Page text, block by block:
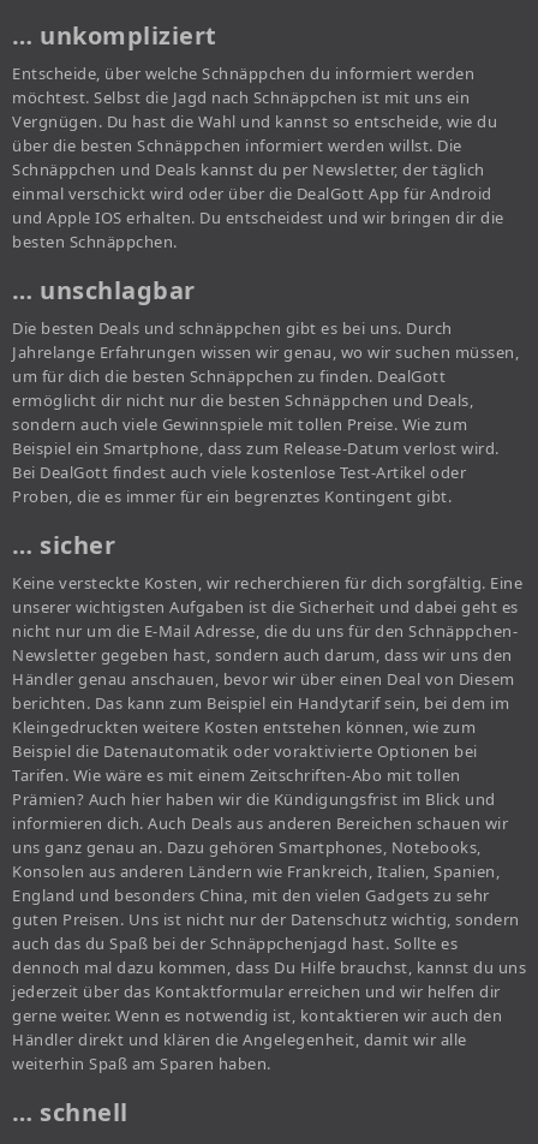
… unkompliziert
Entscheide, über welche Schnäppchen du informiert werden
möchtest. Selbst die Jagd nach Schnäppchen ist mit uns ein
Vergnügen. Du hast die Wahl und kannst so entscheide, wie du
über die besten Schnäppchen informiert werden willst. Die
Schnäppchen und Deals kannst du per Newsletter, der täglich
einmal verschickt wird oder über die DealGott App für Android
und Apple IOS erhalten. Du entscheidest und wir bringen dir die
besten Schnäppchen.
… unschlagbar
Die besten Deals und schnäppchen gibt es bei uns. Durch
Jahrelange Erfahrungen wissen wir genau, wo wir suchen müssen,
um für dich die besten Schnäppchen zu finden. DealGott
ermöglicht dir nicht nur die besten Schnäppchen und Deals,
sondern auch viele Gewinnspiele mit tollen Preise. Wie zum
Beispiel ein Smartphone, dass zum Release-Datum verlost wird.
Bei DealGott findest auch viele kostenlose Test-Artikel oder
Proben, die es immer für ein begrenztes Kontingent gibt.
… sicher
Keine versteckte Kosten, wir recherchieren für dich sorgfältig. Eine
unserer wichtigsten Aufgaben ist die Sicherheit und dabei geht es
nicht nur um die E-Mail Adresse, die du uns für den Schnäppchen-
Newsletter gegeben hast, sondern auch darum, dass wir uns den
Händler genau anschauen, bevor wir über einen Deal von Diesem
berichten. Das kann zum Beispiel ein Handytarif sein, bei dem im
Kleingedruckten weitere Kosten entstehen können, wie zum
Beispiel die Datenautomatik oder voraktivierte Optionen bei
Tarifen. Wie wäre es mit einem Zeitschriften-Abo mit tollen
Prämien? Auch hier haben wir die Kündigungsfrist im Blick und
informieren dich. Auch Deals aus anderen Bereichen schauen wir
uns ganz genau an. Dazu gehören Smartphones, Notebooks,
Konsolen aus anderen Ländern wie Frankreich, Italien, Spanien,
England und besonders China, mit den vielen Gadgets zu sehr
guten Preisen. Uns ist nicht nur der Datenschutz wichtig, sondern
auch das du Spaß bei der Schnäppchenjagd hast. Sollte es
dennoch mal dazu kommen, dass Du Hilfe brauchst, kannst du uns
jederzeit über das Kontaktformular erreichen und wir helfen dir
gerne weiter. Wenn es notwendig ist, kontaktieren wir auch den
Händler direkt und klären die Angelegenheit, damit wir alle
weiterhin Spaß am Sparen haben.
… schnell